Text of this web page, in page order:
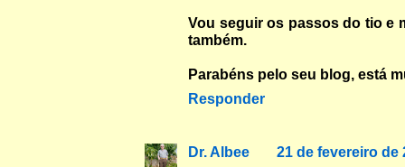
Vou seguir os passos do tio e
também.
Parabéns pelo seu blog, está
Responder
Dr. Albee
21 de fevereiro de